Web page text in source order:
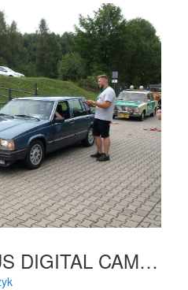
OLYMPUS DIGITAL CAMERA